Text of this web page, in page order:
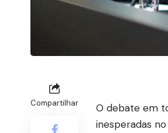
Compartilhar
O debate em
inesperadas